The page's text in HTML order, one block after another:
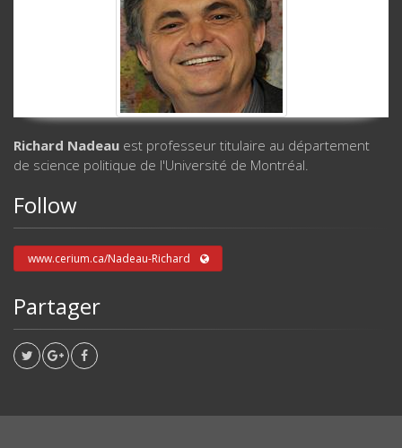
Richard Nadeau est professeur titulaire au département
de science politique de l'Université de Montréal.
Follow
www.cerium.ca/Nadeau-Richard
Partager